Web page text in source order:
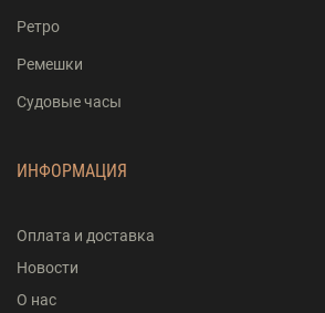
Ретро
Ремешки
Судовые часы
ИНФОРМАЦИЯ
Оплата и доставка
Новости
О нас